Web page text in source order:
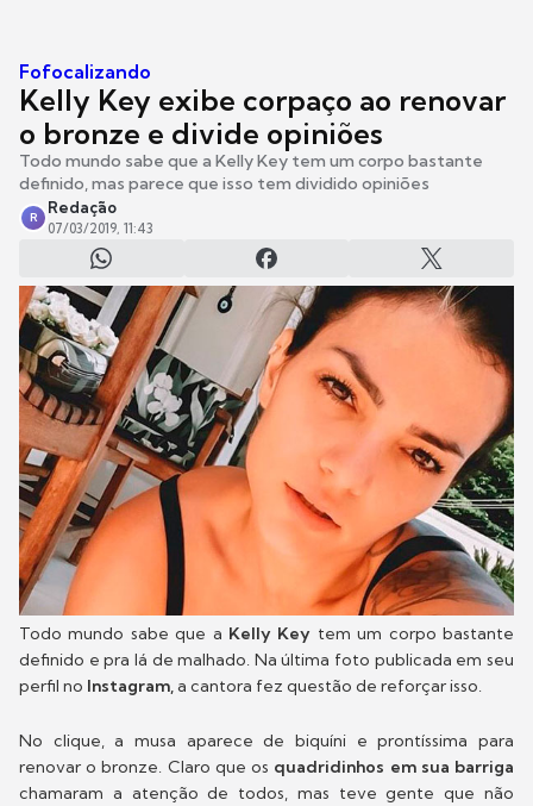
Fofocalizando
Kelly Key exibe corpaço ao renovar
o bronze e divide opiniões
Todo mundo sabe que a Kelly Key tem um corpo bastante
definido, mas parece que isso tem dividido opiniões
R
Redação
07/03/2019, 11:43
Todo mundo sabe que a Kelly Key tem um corpo bastante
definido e pra lá de malhado. Na última foto publicada em seu
perfil no Instagram,a cantora fez questão de reforçar isso.
No clique, a musa aparece de biquíni e prontíssima para
renovar o bronze. Claro que os quadridinhos em sua barriga
chamaram a atenção de todos, mas teve gente que não